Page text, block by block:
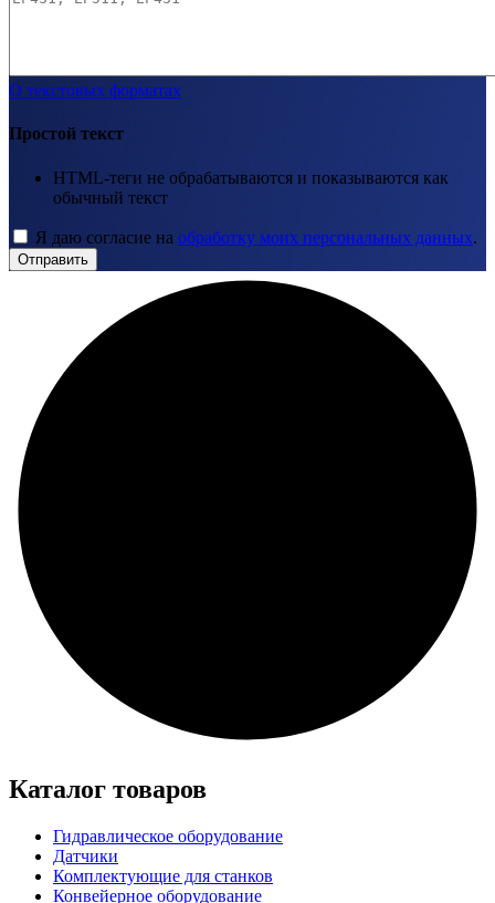
О текстовых форматах
Простой текст
HTML-теги не обрабатываются и показываются как
обычный текст
Я даю согласие на обработку моих персональных данных.
Отправить
Каталог товаров
Гидравлическое оборудование
Датчики
Комплектующие для станков
Конвейерное оборудование